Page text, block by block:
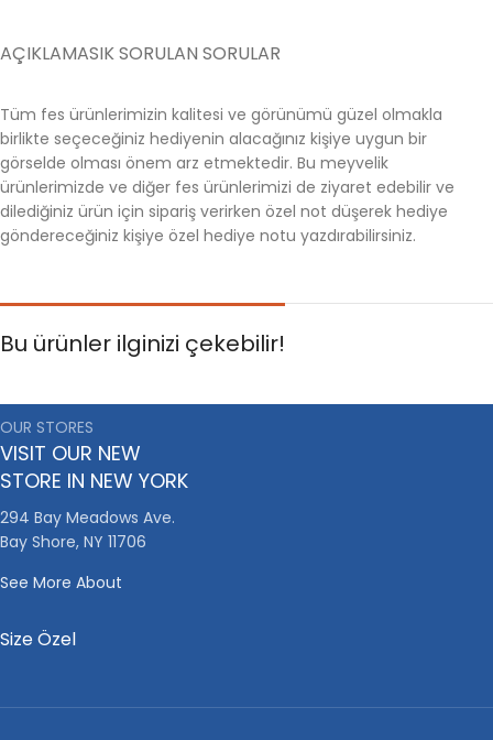
AÇIKLAMASIK SORULAN SORULAR
Tüm fes ürünlerimizin kalitesi ve görünümü güzel olmakla
birlikte seçeceğiniz hediyenin alacağınız kişiye uygun bir
görselde olması önem arz etmektedir. Bu meyvelik
ürünlerimizde ve diğer fes ürünlerimizi de ziyaret edebilir ve
dilediğiniz ürün için sipariş verirken özel not düşerek hediye
göndereceğiniz kişiye özel hediye notu yazdırabilirsiniz.
Bu ürünler ilginizi çekebilir!
OUR STORES
VISIT OUR NEW
STORE IN NEW YORK
294 Bay Meadows Ave.
Bay Shore, NY 11706
See More About
Size Özel